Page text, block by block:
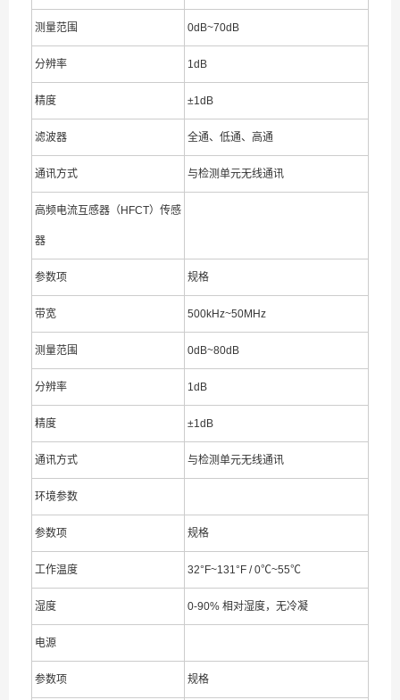
测量范围 0dB~70dB
分辨率 1dB
精度 ±1dB
滤波器 全通、低通、高通
通讯方式 与检测单元无线通讯
高频电流互感器（HFCT）传感
器
参数项 规格
带宽 500kHz~50MHz
测量范围 0dB~80dB
分辨率 1dB
精度 ±1dB
通讯方式 与检测单元无线通讯
环境参数
参数项 规格
工作温度 32°F~131°F / 0℃~55℃
湿度 0-90% 相对湿度，无冷凝
电源
参数项 规格